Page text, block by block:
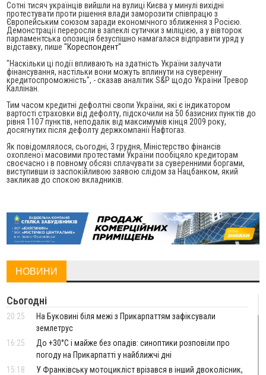
Сотні тисяч українців вийшли на вулиці Києва у минулі вихідні
протестувати проти рішення влади заморозити співпрацю з
Європейським союзом заради економічного зближення з Росією.
Демонстрації переросли в запеклі сутички з міліцією, а у вівторок
парламентська опозиція безуспішно намагалася відправити уряд у
відставку, пише"Кореспондент"
"Наскільки ці події впливають на здатність України залучати
фінансування, настільки вони можуть вплинути на суверенну
кредитоспроможність", - сказав аналітик S&P щодо України Тревор
Каллінан.
Тим часом кредитні дефолтні свопи України, які є індикатором
вартості страховки від дефолту, підскочили на 50 базисних пунктів до
рівня 1107 пунктів, неподалік від максимумів кінця 2009 року,
досягнутих після дефолту держкомпанії Нафтогаз.
Як повідомлялося, сьогодні, 3 грудня, Міністерство фінансів
охопленої масовими протестами України пообіцяло кредиторам
своєчасно і в повному обсязі сплачувати за суверенними боргами,
виступивши із заспокійливою заявою слідом за Нацбанком, який
закликав до спокою вкладників.
НОВИНИ
Сьогодні
20:25
На Буковині біля межі з Прикарпаттям зафіксували
землетрус
16:25
До +30°C і майже без опадів: синоптики розповіли про
погоду на Прикарпатті у найближчі дні
15:18
У Франківську мотоцикліст врізався в інший двоколісник,